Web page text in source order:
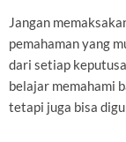
Jangan
pemahaman yang
dari setiap
belajar memahami
tetapi juga bisa